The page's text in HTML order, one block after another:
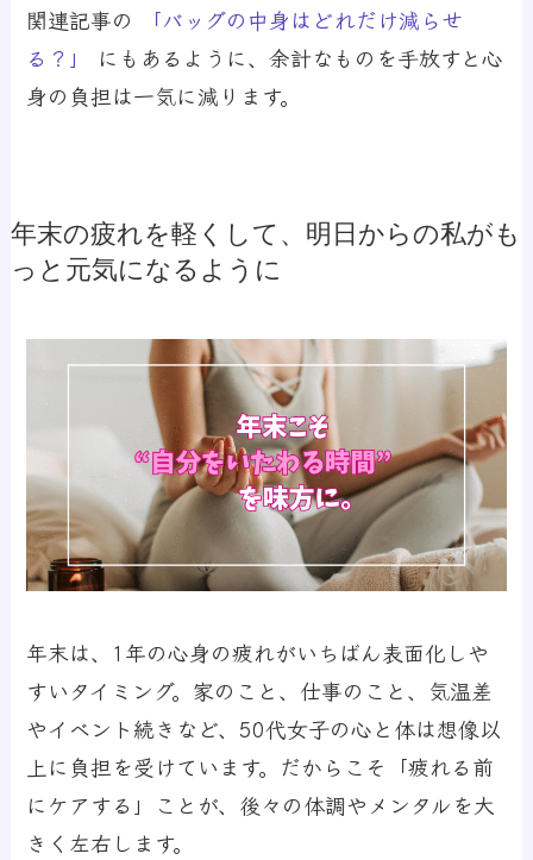
関連記事の
「バッグの中身はどれだけ減らせ
る？」
にもあるように、余計なものを手放すと心
身の負担は一気に減ります。
年末の疲れを軽くして、明日からの私がも
っと元気になるように
年末は、1年の心身の疲れがいちばん表面化しや
すいタイミング。家のこと、仕事のこと、気温差
やイベント続きなど、50代女子の心と体は想像以
上に負担を受けています。だからこそ「疲れる前
にケアする」ことが、後々の体調やメンタルを大
きく左右します。